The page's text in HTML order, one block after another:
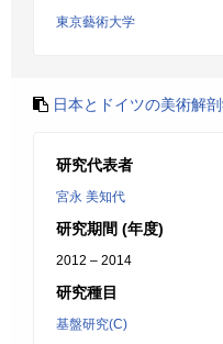
東京藝術大学
日本とドイツの美術解
研究代表者
宮永 美知代
研究期間 (年度)
2012 – 2014
研究種目
基盤研究(C)